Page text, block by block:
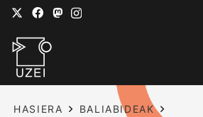
HASIERA
BALIABIDEAK